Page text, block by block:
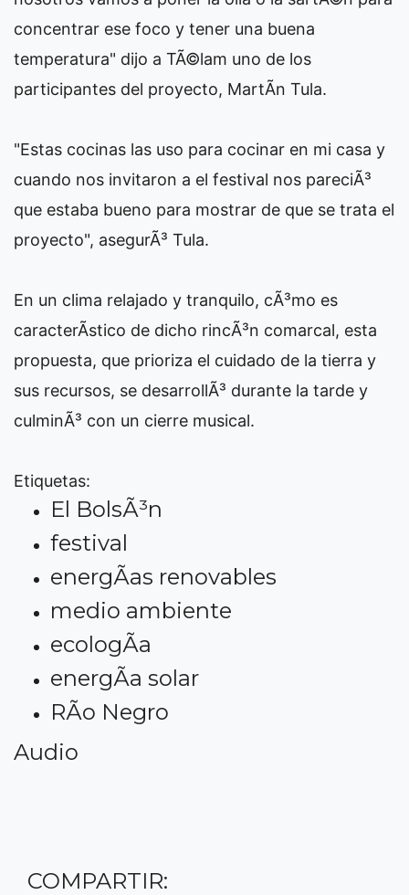
concentrar ese foco y tener una buena
temperatura" dijo a TÃ©lam uno de los
participantes del proyecto, MartÃ­n Tula.
"Estas cocinas las uso para cocinar en mi casa y
cuando nos invitaron a el festival nos pareciÃ³
que estaba bueno para mostrar de que se trata el
proyecto", asegurÃ³ Tula.
En un clima relajado y tranquilo, cÃ³mo es
caracterÃ­stico de dicho rincÃ³n comarcal, esta
propuesta, que prioriza el cuidado de la tierra y
sus recursos, se desarrollÃ³ durante la tarde y
culminÃ³ con un cierre musical.
Etiquetas:
El BolsÃ³n
festival
energÃ­as renovables
medio ambiente
ecologÃ­a
energÃ­a solar
RÃ­o Negro
Audio
COMPARTIR: